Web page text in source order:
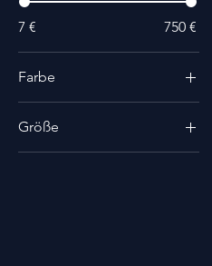
7 € 750 €
Farbe
Größe